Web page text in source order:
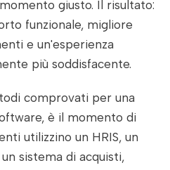
giusto. Il risultato:
funzionale, migliore
e un'esperienza
più soddisfacente.
comprovati per una
è il momento di
utilizzino un HRIS, un
un sistema di acquisti,